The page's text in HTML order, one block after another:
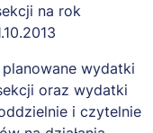
na rok
wydatki
oraz wydatki
i czytelnie